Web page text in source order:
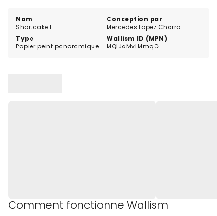
Nom
Shortcake I
Conception par
Mercedes Lopez Charro
Type
Papier peint panoramique
Wallism ID (MPN)
MQlJaMvLMmqG
apaisant.
Comment fonctionne Wallism